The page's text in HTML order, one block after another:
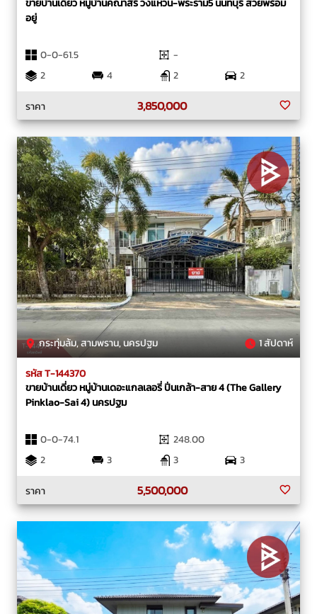
อยู่
0-0-61.5
-
2
4 2
2
ราคา
3,850,000
กระทุ่มล้ม, สามพราน, นครปฐม 1 สัปดาห์
รหัส T-144370
ขายบ้านเดี่ยว หมู่บ้านเดอะแกลเลอรี่ ปิ่นเกล้า-สาย 4 (The Gallery
Pinklao-Sai 4) นครปฐม
0-0-74.1
248.00
2
3 3
3
ราคา
5,500,000